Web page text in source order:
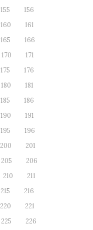
155
156
160
161
165
166
170
171
175
176
180
181
185
186
190
191
195
196
200
201
205
206
210
211
215
216
220
221
225
226